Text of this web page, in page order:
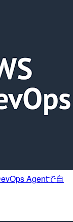
Agentで自